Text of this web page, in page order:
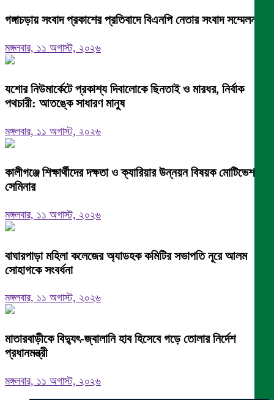
গঙ্গাচড়ায় সংবাদ প্রকাশের প্রতিবাদে বিএনপি নেতার সংবাদ সম্মেলন
মঙ্গলবার, ১১ অগাস্ট, ২০২৬
যশোর নিউমার্কেটে প্রকাশ্য দিবালোকে ছিনতাই ও মারধর, নির্বাক
পথচারী: আতঙ্কে সাধারণ মানুষ
মঙ্গলবার, ১১ অগাস্ট, ২০২৬
কালীগঞ্জে শিক্ষার্থীদের দক্ষতা ও ক্যারিয়ার উন্নয়ন বিষয়ক মোটিভেশনাল
সেমিনার
মঙ্গলবার, ১১ অগাস্ট, ২০২৬
বাঘারপাড়া মহিলা কলেজের অ্যাডহক কমিটির সভাপতি নূরে আলম
সোহাগকে সংবর্ধনা
মঙ্গলবার, ১১ অগাস্ট, ২০২৬
মাতারবাড়ীকে বিদ্যুৎ-জ্বালানি হাব হিসেবে গড়ে তোলার নির্দেশ
প্রধানমন্ত্রী
মঙ্গলবার, ১১ অগাস্ট, ২০২৬